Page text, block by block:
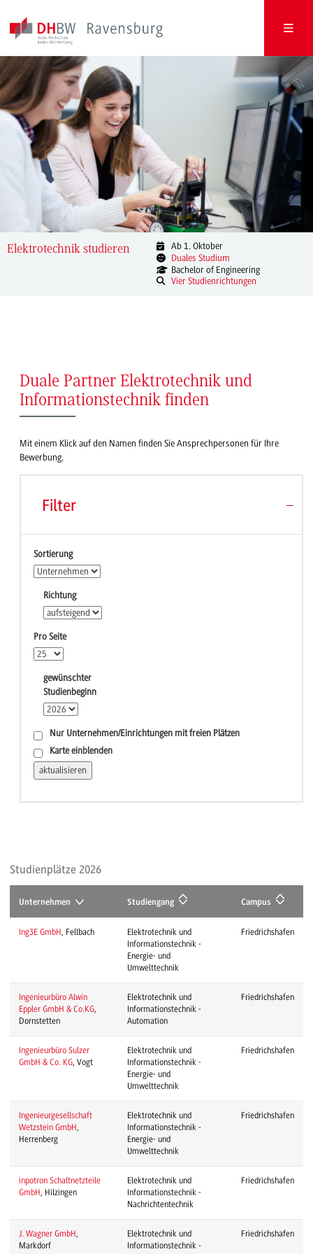
Elektrotechnik studieren
Ab 1. Oktober
Duales Studium
Bachelor of Engineering
Vier Studienrichtungen
Duale Partner Elektrotechnik und
Informationstechnik finden
Mit einem Klick auf den Namen finden Sie Ansprechpersonen für Ihre
Bewerbung.
Filter
Sortierung
Richtung
Pro Seite
gewünschter
Studienbeginn
Nur Unternehmen/Einrichtungen mit freien Plätzen
Karte einblenden
Studienplätze 2026
Unternehmen Studiengang Campus
Ing3E GmbH , Fellbach
Elektrotechnik und
Informationstechnik -
Energie- und
Umwelttechnik
Friedrichshafen
Ingenieurbüro Alwin
Eppler GmbH & Co.KG,
Dornstetten
Elektrotechnik und
Informationstechnik -
Automation
Friedrichshafen
Ingenieurbüro Sulzer
GmbH & Co. KG, Vogt
Elektrotechnik und
Informationstechnik -
Energie- und
Umwelttechnik
Friedrichshafen
Ingenieurgesellschaft
Wetzstein GmbH
Herrenberg
Elektrotechnik und
Informationstechnik -
Energie- und
Umwelttechnik
Friedrichshafen
inpotron Schaltnetzteile
GmbH , Hilzingen
Elektrotechnik und
Informationstechnik -
Nachrichtentechnik
Friedrichshafen
J. Wagner GmbH
Markdorf
Elektrotechnik und
Informationstechnik -
Friedrichshafen